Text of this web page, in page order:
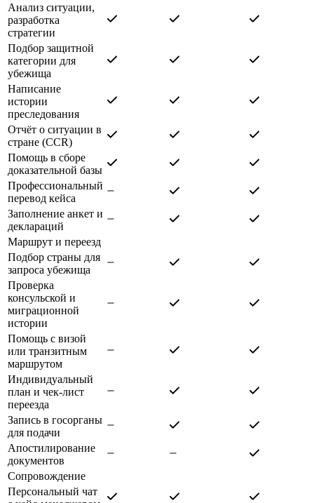
Анализ ситуации,
разработка
стратегии
Подбор защитной
категории для
убежища
Написание
истории
преследования
Отчёт о ситуации в
стране (CCR)
Помощь в сборе
доказательной базы
Профессиональный
перевод кейса
Заполнение анкет и
деклараций
Маршрут и переезд
Подбор страны для
запроса убежища
Проверка
консульской и
миграционной
истории
Помощь с визой
или транзитным
маршрутом
Индивидуальный
план и чек-лист
переезда
Запись в госорганы
для подачи
Апостилирование
документов
Сопровождение
Персональный чат